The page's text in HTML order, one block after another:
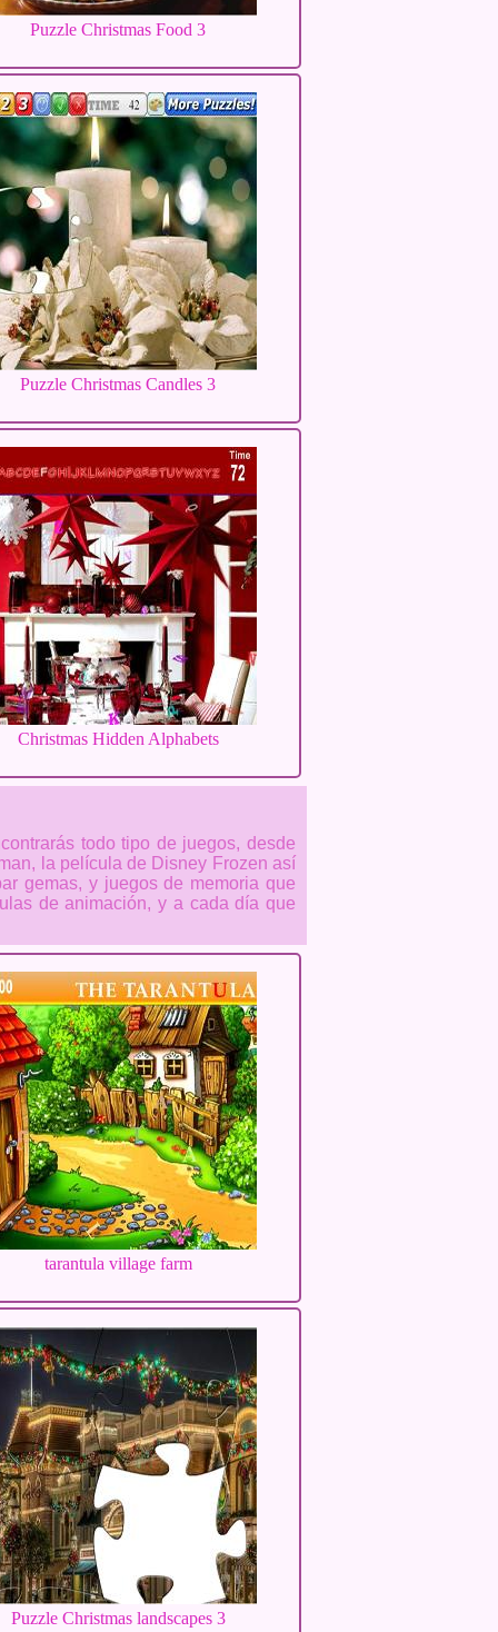
Puzzle Christmas Food 3
Puzzle Christmas Candles 3
Christmas Hidden Alphabets
todo tipo de juegos, desde
la película de Disney Frozen así
gemas, y juegos de memoria que
de animación, y a cada día que
tarantula village farm
Puzzle Christmas landscapes 3